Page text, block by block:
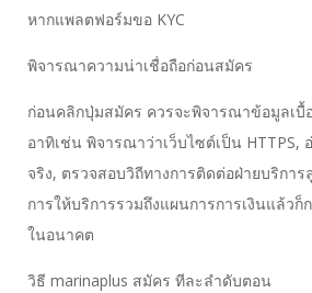
หากแพลตฟอร์มขอ KYC
พิจารณาความน่าเชื่อถือก่อนสมัคร
ก่อนคลิกปุ่มสมัคร ควรจะพิจารณาข้อมูลเ
อาทิเช่น พิจารณาว่าเว็บไซต์เป็น HTTPS,
จริง, ตรวจสอบวิถีทางการติดต่อฝ่ายบริกา
การให้บริการรวมถึงแผนการการเงินแล้วก็
ในอนาคต
วิธี marinaplus สมัคร ทีละลำดับตอน